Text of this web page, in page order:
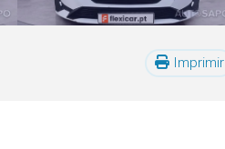
Imprimir